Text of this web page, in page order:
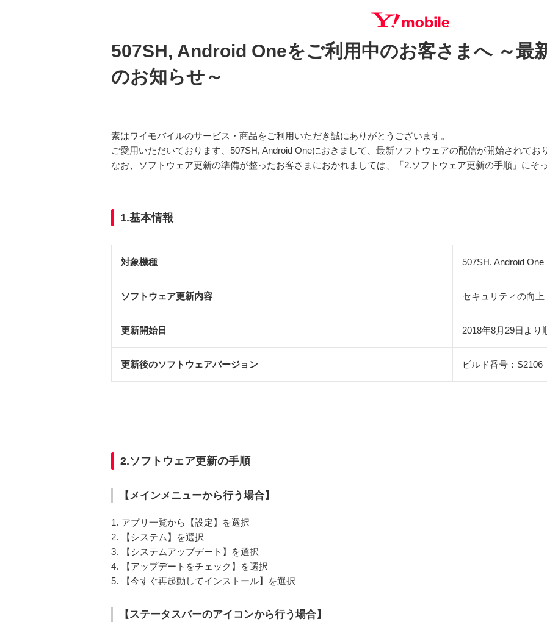
SEARCH
507SH, Android Oneをご利用中のお客さまへ ～最
のお知らせ～
素はワイモバイルのサービス・商品をご利用いただき誠にありがとうございます。
ご愛用いただいております、507SH, Android Oneにおきまして、最新ソフトウェアの配信が開始されてお
なお、ソフトウェア更新の準備が整ったお客さまにおかれましては、「2.ソフトウェア更新の手順」にそ
1.基本情報
対象機種 507SH, Android One
ソフトウェア更新内容 セキュリティの向上
更新開始日 2018年8月29日より
更新後のソフトウェアバージョン ビルド番号：S2106
2.ソフトウェア更新の手順
【メインメニューから行う場合】
1. アプリ一覧から【設定】を選択
2.
【システム】を選択
3.
【システムアップデート】を選択
4.
【アップデートをチェック】を選択
5.
【今すぐ再起動してインストール】を選択
【ステータスバーのアイコンから行う場合】